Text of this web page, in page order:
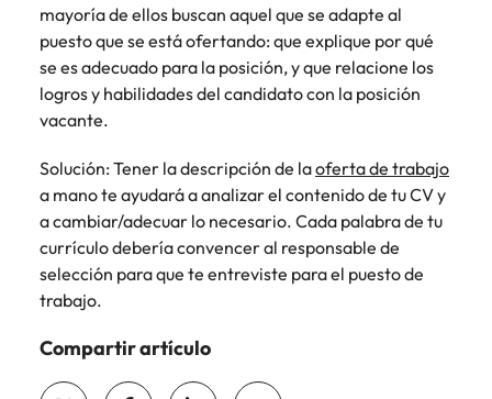
mayoría de ellos buscan aquel que se adapte al
puesto que se está ofertando: que explique por qué
se es adecuado para la posición, y que relacione los
logros y habilidades del candidato con la posición
vacante.
Solución: Tener la descripción de laoferta de trabajo
a mano te ayudará a analizar el contenido de tu CV y
a cambiar/adecuar lo necesario. Cada palabra de tu
currículo debería convencer al responsable de
selección para que te entreviste para el puesto de
trabajo.
Compartir artículo